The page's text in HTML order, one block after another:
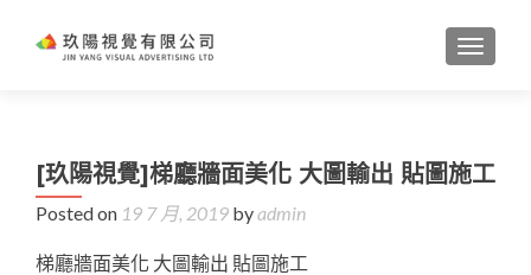
[玖陽視覺]梯廳牆面美化 大圖輸出 貼圖施工
Posted on 19 7 月, 2019 byadmin
梯廳牆面美化 大圖輸出 貼圖施工